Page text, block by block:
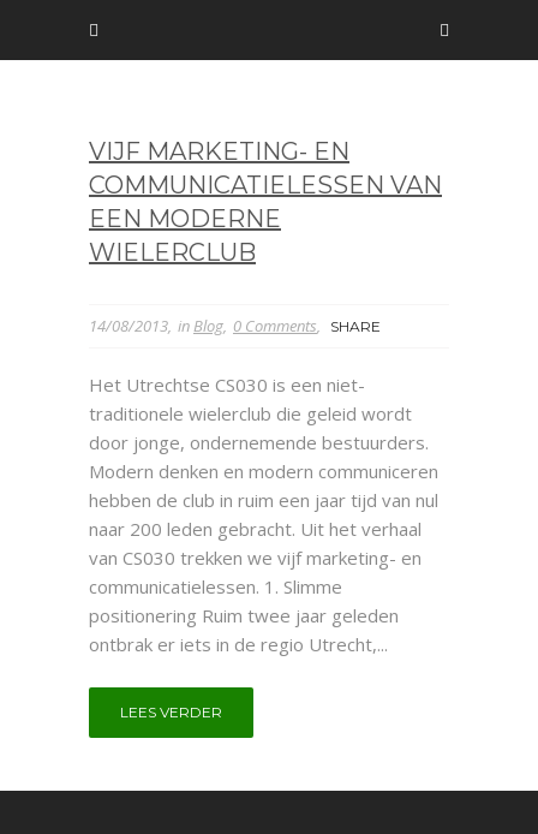
VIJF MARKETING- EN
COMMUNICATIELESSEN VAN
EEN MODERNE
WIELERCLUB
14/08/2013 inBlog 0 Comments SHARE
Het Utrechtse CS030 is een niet-
traditionele wielerclub die geleid wordt
door jonge, ondernemende bestuurders.
Modern denken en modern communiceren
hebben de club in ruim een jaar tijd van nul
naar 200 leden gebracht. Uit het verhaal
van CS030 trekken we vijf marketing- en
communicatielessen. 1. Slimme
positionering Ruim twee jaar geleden
ontbrak er iets in de regio Utrecht,...
LEES VERDER